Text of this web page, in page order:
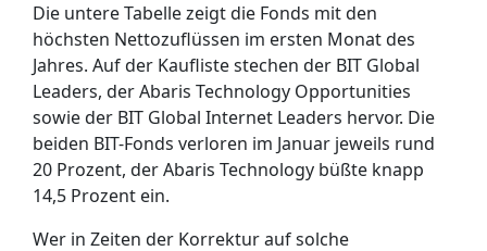
Die untere Tabelle zeigt die Fonds mit den
höchsten Nettozuflüssen im ersten Monat des
Jahres. Auf der Kaufliste stechen der BIT Global
Leaders, der Abaris Technology Opportunities
sowie der BIT Global Internet Leaders hervor. Die
beiden BIT-Fonds verloren im Januar jeweils rund
20 Prozent, der Abaris Technology büßte knapp
14,5 Prozent ein.
Wer in Zeiten der Korrektur auf solche